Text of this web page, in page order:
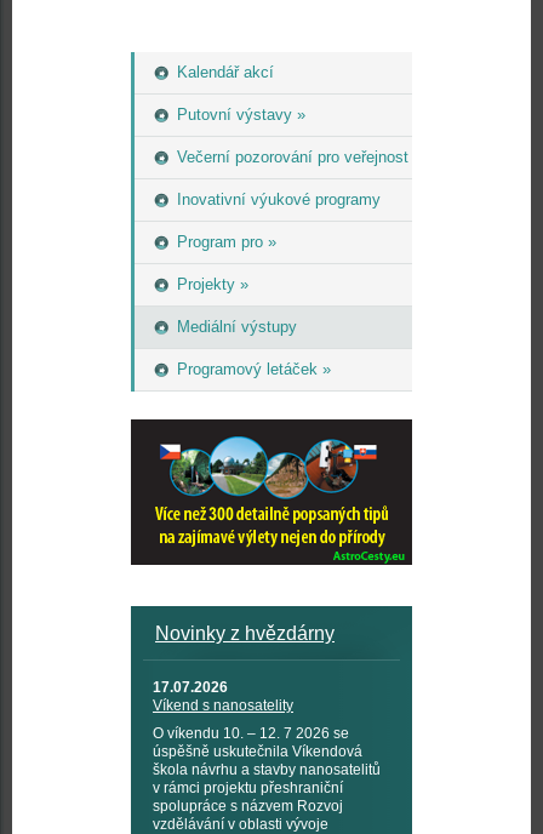
Kalendář akcí
Putovní výstavy »
Večerní pozorování pro veřejnost
Inovativní výukové programy
Program pro »
Projekty »
Mediální výstupy
Programový letáček »
Novinky z hvězdárny
17.07.2026
Víkend s nanosatelity
O víkendu 10. – 12. 7 2026 se
úspěšně uskutečnila Víkendová
škola návrhu a stavby nanosatelitů
v rámci projektu přeshraniční
spolupráce s názvem Rozvoj
vzdělávání v oblasti vývoje